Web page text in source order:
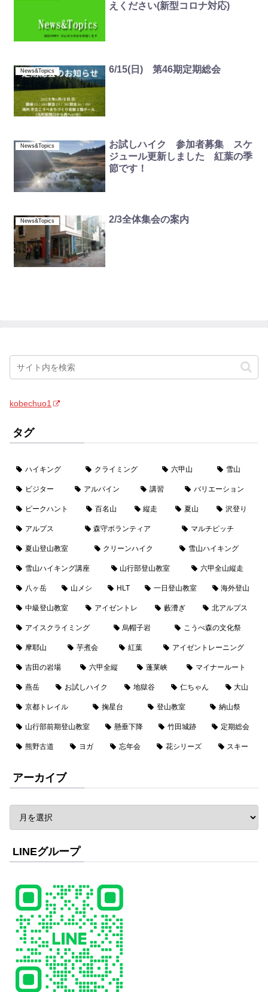
えください(新型コロナ対応)
News&Topics 6/15(日) 第46期定期総会
News&Topics
お試しハイク 参加者募集 スケ
ジュール更新しました 紅葉の季
節です！
News&Topics 2/3全体集会の案内
kobechuo1
タグ
ハイキング クライミング 六甲山 雪山
ビジター アルパイン 講習 バリエーション
ピークハント 百名山 縦走 夏山 沢登り
アルプス 森守ボランティア マルチピッチ
夏山登山教室 クリーンハイク 雪山ハイキング
雪山ハイキング講座 山行部登山教室 六甲全山縦走
八ヶ岳 山メシ HLT 一日登山教室 海外登山
中級登山教室 アイゼントレ 藪漕ぎ 北アルプス
アイスクライミング 烏帽子岩 こうべ森の文化祭
摩耶山 芋煮会 紅葉 アイゼントレーニング
吉田の岩場 六甲全縦 蓬莱峡 マイナールート
燕岳 お試しハイク 地獄谷 仁ちゃん 大山
京都トレイル 掬星台 登山教室 納山祭
山行部前期登山教室 懸垂下降 竹田城跡 定期総会
熊野古道 ヨガ 忘年会 花シリーズ スキー
アーカイブ
LINEグループ